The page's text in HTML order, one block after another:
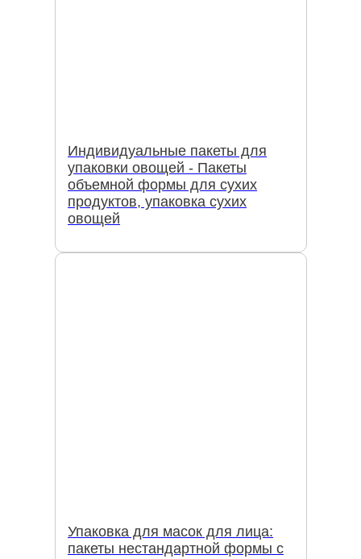
Индивидуальные пакеты для
упаковки овощей - Пакеты
объемной формы для сухих
продуктов, упаковка сухих
овощей
Упаковка для масок для лица:
пакеты нестандартной формы с